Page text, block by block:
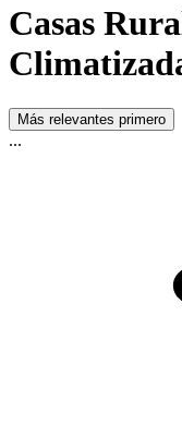
Casas
Más relevantes primero
...